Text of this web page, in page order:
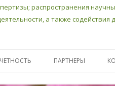
распространения
а также содействия
ПАРТНЕРЫ